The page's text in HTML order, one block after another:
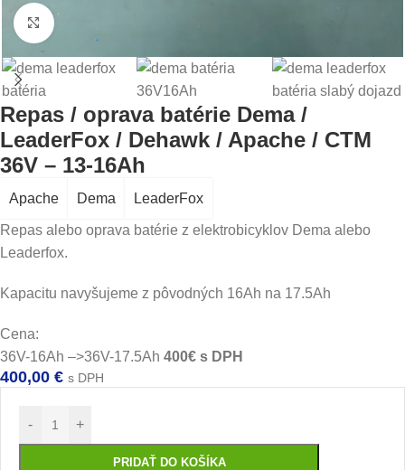
Click to enlarge
Repas / oprava batérie Dema /
LeaderFox / Dehawk / Apache / CTM
36V – 13-16Ah
Apache Dema LeaderFox
Repas alebo oprava batérie z elektrobicyklov Dema alebo
Leaderfox.
Kapacitu navyšujeme z pôvodných 16Ah na 17.5Ah
Cena:
36V-16Ah –>36V-17.5Ah 400€ s DPH
400,00 € s DPH
- +
PRIDAŤ DO KOŠÍKA